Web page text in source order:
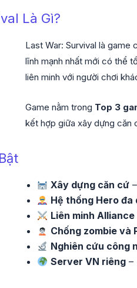
Là Gì?
Last War: Survival là
lĩnh mạnh nhất mới có thể
liên minh với người chơi
Game nằm trong Top 3
kết hợp giữa xây dựng căn
Xây dựng căn cứ
Hệ thống Hero đa
Liên minh Alliance
Chống zombie và
Nghiên cứu công
Server VN riêng –